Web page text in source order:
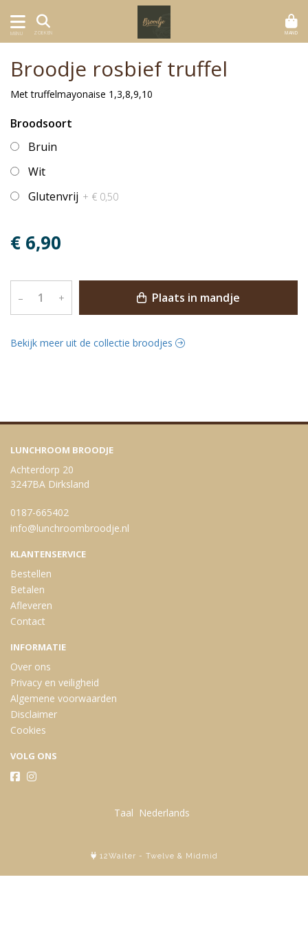
MENU ZOEKEN MAND
Broodje rosbief truffel
Met truffelmayonaise 1,3,8,9,10
Broodsoort
Bruin
Wit
Glutenvrij + € 0,50
€ 6,90
– + Plaats in mandje
Bekijk meer uit de collectie broodjes
LUNCHROOM BROODJE
Achterdorp 20
3247BA Dirksland
0187-665402
info@lunchroombroodje.nl
KLANTENSERVICE
Bestellen
Betalen
Afleveren
Contact
INFORMATIE
Over ons
Privacy en veiligheid
Algemene voorwaarden
Disclaimer
Cookies
VOLG ONS
Taal
12Waiter - Twelve & Midmid